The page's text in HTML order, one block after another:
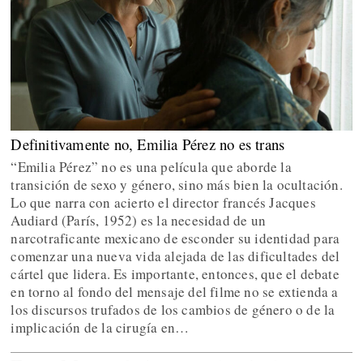
Definitivamente no, Emilia Pérez no es trans
“Emilia Pérez” no es una película que aborde la
transición de sexo y género, sino más bien la ocultación.
Lo que narra con acierto el director francés Jacques
Audiard (París, 1952) es la necesidad de un
narcotraficante mexicano de esconder su identidad para
comenzar una nueva vida alejada de las dificultades del
cártel que lidera. Es importante, entonces, que el debate
en torno al fondo del mensaje del filme no se extienda a
los discursos trufados de los cambios de género o de la
implicación de la cirugía en…